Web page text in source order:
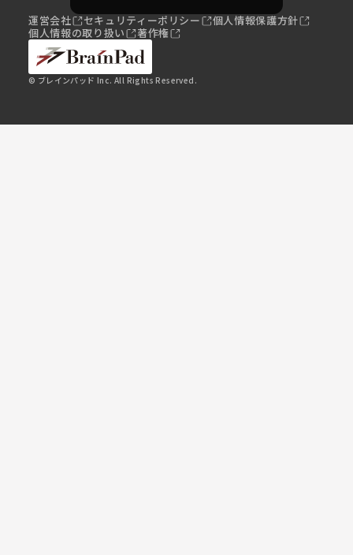
運営会社 セキュリティーポリシー
個人情報保護方針
個人情報の取り扱い
著作権
© ブレインパッド Inc. All Rights Reserved.